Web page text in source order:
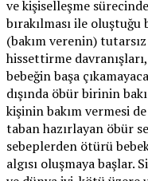
ve kişiselleşme
bırakılması ile
(bakım verenin)
hissettirme
bebeğin başa
dışında öbür birinin
kişinin bakım vermesi
taban hazırlayan öbür
sebeplerden ötürü
algısı oluşmaya başlar.